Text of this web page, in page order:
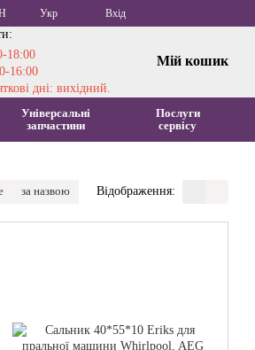
Укр Вхід
18:00
16:00
дні: вихідний.
Мій кошик
Універсальні
запчастини
Послуги
сервісу
за назвою Відображення: